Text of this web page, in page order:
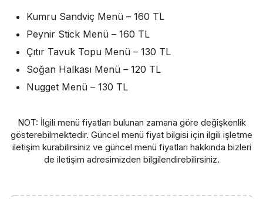
Kumru Sandviç Menü – 160 TL
Peynir Stick Menü – 160 TL
Çıtır Tavuk Topu Menü – 130 TL
Soğan Halkası Menü – 120 TL
Nugget Menü – 130 TL
NOT: İlgili menü fiyatları bulunan zamana göre değişkenlik
gösterebilmektedir. Güncel menü fiyat bilgisi için ilgili işletme
iletişim kurabilirsiniz ve güncel menü fiyatları hakkında bizleri
de iletişim adresimizden bilgilendirebilirsiniz.